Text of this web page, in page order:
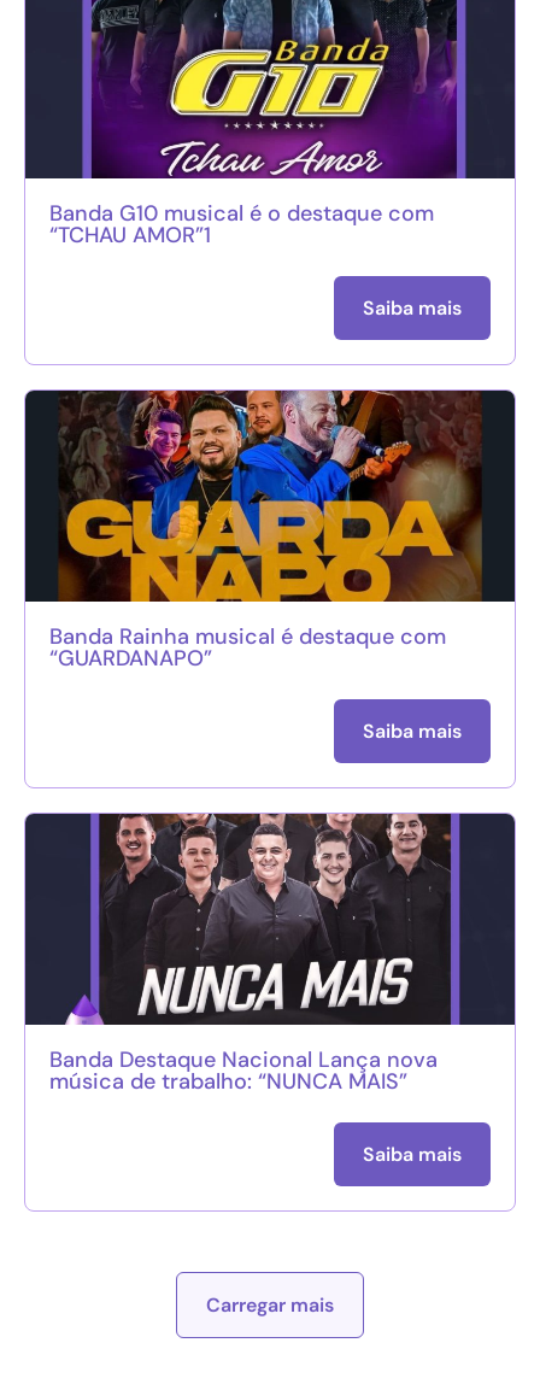
Banda G10 musical é o destaque com
“TCHAU AMOR”1
Saiba mais
Banda Rainha musical é destaque com
“GUARDANAPO”
Saiba mais
Banda Destaque Nacional Lança nova
música de trabalho: “NUNCA MAIS”
Saiba mais
Carregar mais